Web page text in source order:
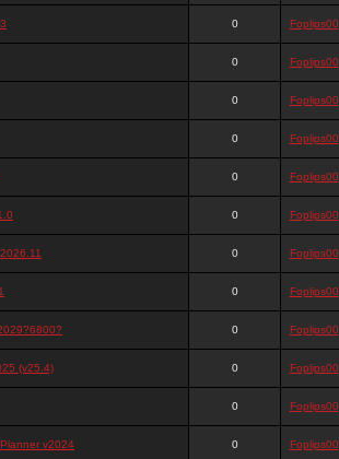
0 Foplips00
0 Foplips00
0 Foplips00
0 Foplips00
0 Foplips00
0 Foplips00
0 Foplips00
0 Foplips00
0 Foplips00
(v25.4) 0 Foplips00
0 Foplips00
v2024 0 Foplips00